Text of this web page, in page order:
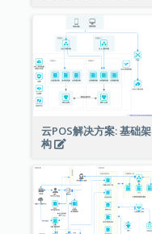
云POS解决方案: 基础架
构